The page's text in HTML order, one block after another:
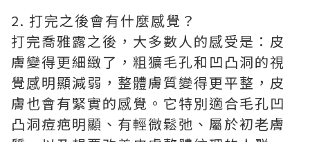
2. 打完之後會有什麼感覺？
打完喬雅露之後，大多數人的感受是：皮
膚變得更細緻了，粗獷毛孔和凹凸洞的視
覺感明顯減弱，整體膚質變得更平整，皮
膚也會有緊實的感覺。它特別適合毛孔凹
凸洞痘疤明顯、有輕微鬆弛、屬於初老膚